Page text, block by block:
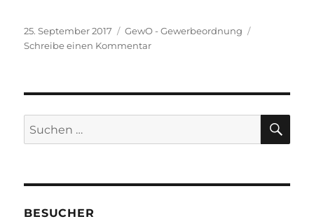
Veröffentlicht
am
25. September 2017 Kategorien
GewO - Gewerbeordnung
Schreibe einen Kommentarzu
Verordnungsermächtigung
Suche
nach:
BESUCHER